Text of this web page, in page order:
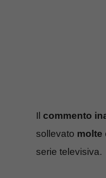
Il commento
sollevato molte
serie televisiva.